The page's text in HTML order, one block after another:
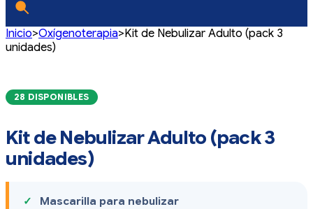
Inicio>Oxígenoterapia>Kit de Nebulizar Adulto (pack 3
unidades)
28 DISPONIBLES
Kit de Nebulizar Adulto (pack 3
unidades)
Mascarilla para nebulizar